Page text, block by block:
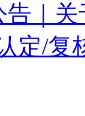
告｜
定/复